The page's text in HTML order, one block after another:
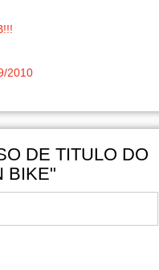
2010
DE TITULO DO
BIKE"